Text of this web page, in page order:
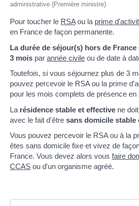
administrative (Première ministre)
Pour toucher le RSAou la prime
en France de façon permanente.
La durée de séjour(s) hors de
3 mois par année civile ou de date à
Toutefois, si vous séjournez plus de 3
pouvez percevoir le RSA ou la prime
pour les mois complets de présence en
La résidence stable et effective ne
avec le fait d'être sans domicile stable
Vous pouvez percevoir le RSA ou à la
êtes sans domicile fixe et vivez de
France. Vous devez alors vous faire
CCAS ou d'un organisme agréé.